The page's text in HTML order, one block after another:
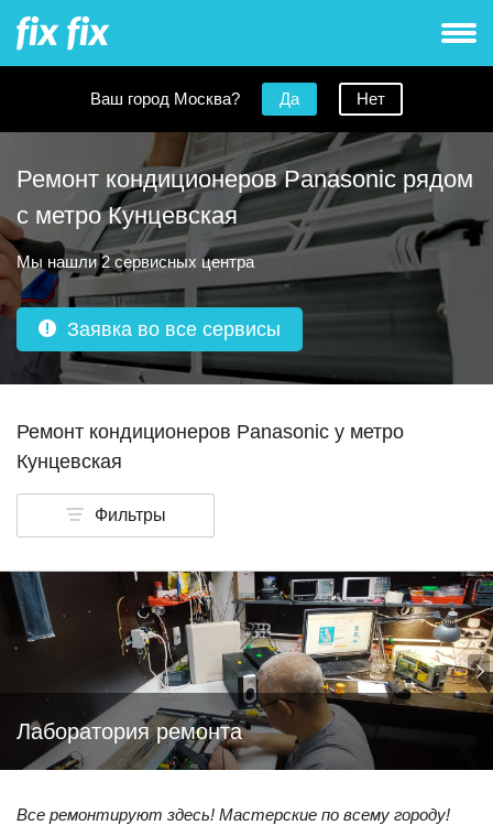
Ваш город Москва? Да Нет
Ремонт кондиционеров Panasonic рядом
с метро Кунцевская
Мы нашли 2 сервисных центра
Заявка во все сервисы
Ремонт кондиционеров Panasonic у метро
Кунцевская
Фильтры
Лаборатория ремонта
Все ремонтируют здесь! Мастерские по всему городу!